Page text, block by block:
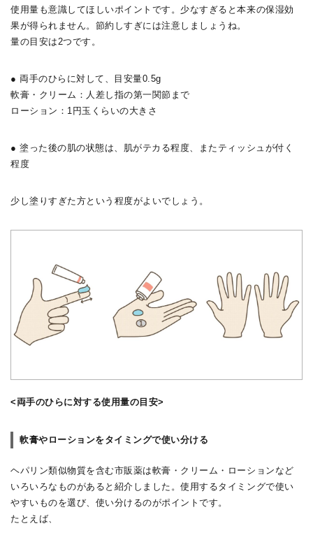
使用量も意識してほしいポイントです。少なすぎると本来の保湿効
果が得られません。節約しすぎには注意しましょうね。
量の目安は2つです。
● 両手のひらに対して、目安量0.5g
軟膏・クリーム：人差し指の第一関節まで
ローション：1円玉くらいの大きさ
● 塗った後の肌の状態は、肌がテカる程度、またティッシュが付く
程度
少し塗りすぎた方という程度がよいでしょう。
<両手のひらに対する使用量の目安>
軟膏やローションをタイミングで使い分ける
ヘパリン類似物質を含む市販薬は軟膏・クリーム・ローションなど
いろいろなものがあると紹介しました。使用するタイミングで使い
やすいものを選び、使い分けるのがポイントです。
たとえば、